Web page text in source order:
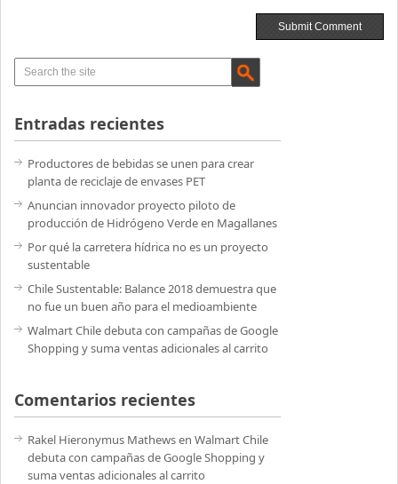
Entradas recientes
Productores de bebidas se unen para crear
planta de reciclaje de envases PET
Anuncian innovador proyecto piloto de
producción de Hidrógeno Verde en Magallanes
Por qué la carretera hídrica no es un proyecto
sustentable
Chile Sustentable: Balance 2018 demuestra que
no fue un buen año para el medioambiente
Walmart Chile debuta con campañas de Google
Shopping y suma ventas adicionales al carrito
Comentarios recientes
Rakel Hieronymus MathewsenWalmart Chile
debuta con campañas de Google Shopping y
suma ventas adicionales al carrito